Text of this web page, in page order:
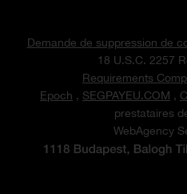
Demande de suppression de
18 U.S.C. 2257
Requirements
Epoch , SEGPAYEU.COM ,
prestataires
WebAgency